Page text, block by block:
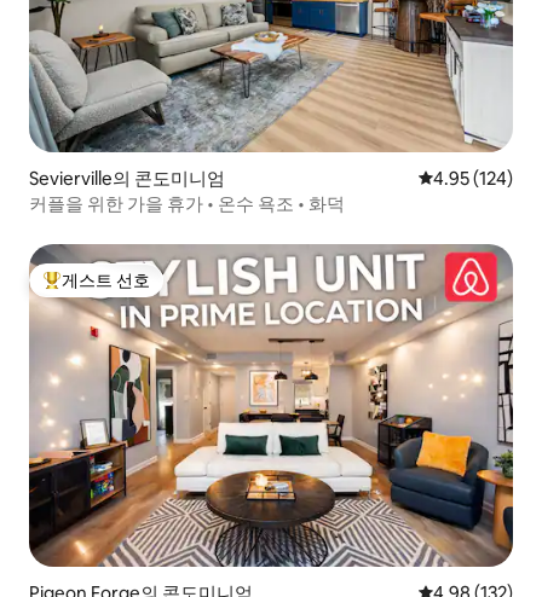
Sevierville의 콘도미니엄 평점 4.95점(5
4.95 (124)
커플을 위한 가을 휴가 • 온수 욕조 • 화덕
상위 게스트 선호
게스트 선호